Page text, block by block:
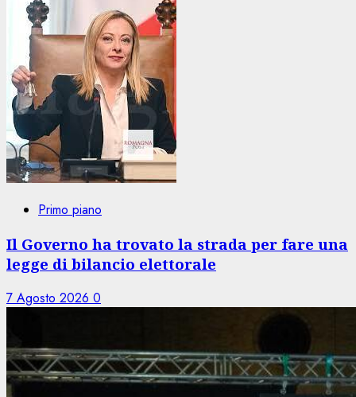
Primo piano
Il Governo ha trovato la strada per fare una
legge di bilancio elettorale
7 Agosto 2026 0